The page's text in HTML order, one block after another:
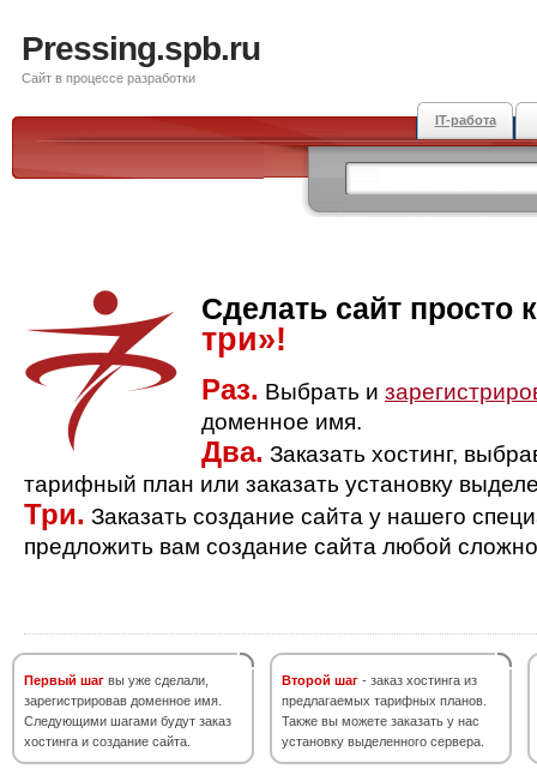
Pressing.spb.ru
Сайт в процессе разработки
IT-работа
Сделать сайт просто
три»!
Раз. Выбрать и
доменное имя.
Два. Заказать хостинг,
тарифный план или заказать установку
Три. Заказать создание сайта у нашего
предложить вам создание сайта любой
Первый шаг вы уже сделали,
зарегистрировав доменное имя.
Следующими шагами будут заказ
хостинга и создание сайта.
Второй шаг - заказ хостинга из
предлагаемых тарифных планов.
Также вы можете заказать у нас
установку выделенного сервера.